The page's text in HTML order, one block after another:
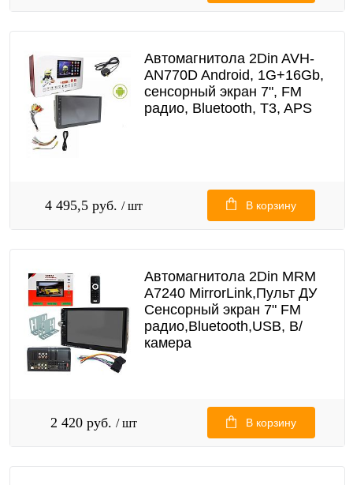
Автомагнитола 2Din AVH-
AN770D Android, 1G+16Gb,
сенсорный экран 7", FM
радио, Bluetooth, T3, APS
4 495,5 руб. / шт В корзину
Автомагнитола 2Din MRM
A7240 MirrorLink,Пульт ДУ
Сенсорный экран 7" FM
радио,Bluetooth,USB, В/
камера
2 420 руб. / шт В корзину